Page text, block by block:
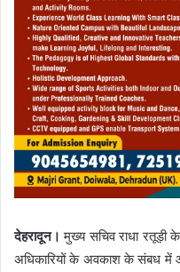
देहरादून। मुख्य सचिव राधा रतूड़ी
अधिकारियों के अवकाश के संबध में